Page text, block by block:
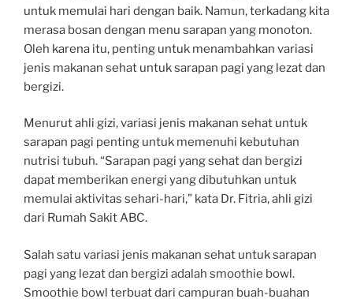
untuk memulai hari dengan baik. Namun, terkadang kita
merasa bosan dengan menu sarapan yang monoton.
Oleh karena itu, penting untuk menambahkan variasi
jenis makanan sehat untuk sarapan pagi yang lezat dan
bergizi.
Menurut ahli gizi, variasi jenis makanan sehat untuk
sarapan pagi penting untuk memenuhi kebutuhan
nutrisi tubuh. “Sarapan pagi yang sehat dan bergizi
dapat memberikan energi yang dibutuhkan untuk
memulai aktivitas sehari-hari,” kata Dr. Fitria, ahli gizi
dari Rumah Sakit ABC.
Salah satu variasi jenis makanan sehat untuk sarapan
pagi yang lezat dan bergizi adalah smoothie bowl.
Smoothie bowl terbuat dari campuran buah-buahan